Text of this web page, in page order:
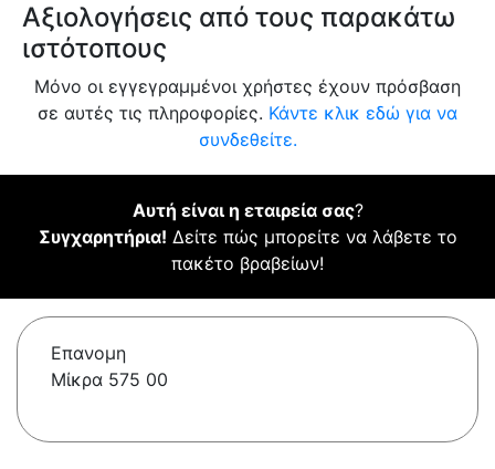
Αξιολογήσεις από τους παρακάτω
ιστότοπους
Μόνο οι εγγεγραμμένοι χρήστες έχουν πρόσβαση
σε αυτές τις πληροφορίες. Κάντε κλικ εδώ για να
συνδεθείτε.
Αυτή είναι η εταιρεία σας?
Συγχαρητήρια! Δείτε πώς μπορείτε να λάβετε το
πακέτο βραβείων!
Επανομη
Μίκρα 575 00